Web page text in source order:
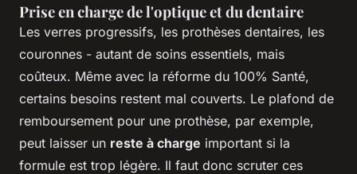
Prise en charge de l'optique et du dentaire
Les verres progressifs, les prothèses dentaires, les
couronnes - autant de soins essentiels, mais
coûteux. Même avec la réforme du 100% Santé,
certains besoins restent mal couverts. Le plafond de
remboursement pour une prothèse, par exemple,
peut laisser un reste à charge important si la
formule est trop légère. Il faut donc scruter ces